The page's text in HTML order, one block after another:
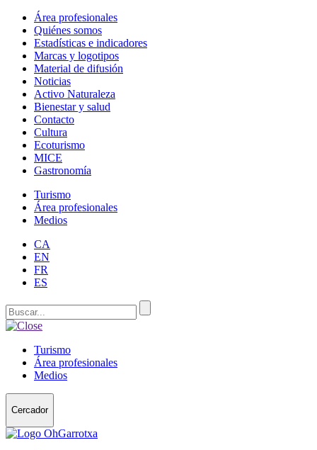
Área profesionales
Quiénes somos
Estadísticas e indicadores
Marcas y logotipos
Material de difusión
Noticias
Activo Naturaleza
Bienestar y salud
Contacto
Cultura
Ecoturismo
MICE
Gastronomía
Turismo
Área profesionales
Medios
CA
EN
FR
ES
Turismo
Área profesionales
Medios
Cercador